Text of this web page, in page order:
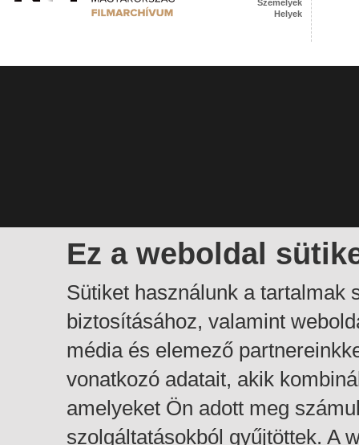
Ez a weboldal
Sütiket használunk a tartalmak
biztosításához, valamint
média és elemező
vonatkozó adatait, akik
amelyeket Ön adott meg
szolgáltatásokból gyűjtöttek. A
Személyek
Helyek